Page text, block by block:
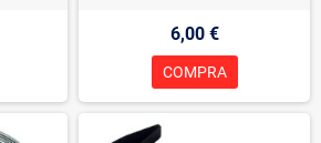
6,00 €
COMPRA